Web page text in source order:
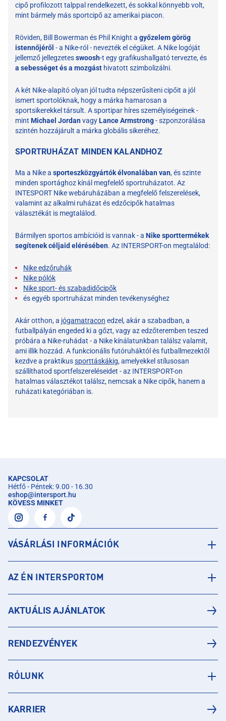
cipő profilozott talppal rendelkezett, és sokkal könnyebb volt,
mint bármely más sportcipő az amerikai piacon.
Röviden, Bill Bowerman és Phil Knight a győzelem görög
istennőjéről - a Nike-ról - nevezték el cégüket. A Nike logóját
jellemző jellegzetesswoosh-t egy grafikushallgató tervezte, és
a sebességet és a mozgást hivatott szimbolizálni.
A két Nike-alapító olyan jól tudta népszerűsíteni cipőit a jól
ismert sportolóknak, hogy a márka hamarosan a
sportsikerekkel társult. A sportipar híres személyiségeinek -
mint Michael JordanvagyLance Armstrong- szponzorálása
szintén hozzájárult a márka globális sikeréhez.
SPORTRUHÁZAT MINDEN KALANDHOZ
Ma a Nike a sporteszközgyártók élvonalában van, és szinte
minden sportághoz kínál megfelelő sportruházatot. Az
INTESPORT Nike webáruházában a megfelelő felszerelések,
valamint az alkalmi ruházat és edzőcipők hatalmas
választékát is megtalálod.
Bármilyen sportos ambícióid is vannak - a Nike sporttermékek
segítenek céljaid elérésében. Az INTERSPORT-on megtalálod:
Nike edzőruhák
Nike pólók
Nike sport- és szabadidőcipők
és egyéb sportruházat minden tevékenységhez
Akár otthon, a jógamatracon edzel, akár a szabadban, a
futballpályán engeded ki a gőzt, vagy az edzőteremben teszed
próbára a Nike-ruhádat - a Nike kínálatunkban találsz valamit,
ami illik hozzád. A funkcionális futóruháktól és futballmezektől
kezdve a praktikussporttáskákig, amelyekkel stílusosan
szállíthatod sportfelszereléseidet - az INTERSPORT-on
hatalmas választékot találsz, nemcsak a Nike cipők, hanem a
ruházati kategóriában is.
KAPCSOLAT
Hétfő - Péntek: 9.00 - 16.30
eshop@intersport.hu
KÖVESS MINKET
VÁSÁRLÁSI INFORMÁCIÓK
AZ ÉN INTERSPORTOM
AKTUÁLIS AJÁNLATOK
RENDEZVÉNYEK
RÓLUNK
KARRIER